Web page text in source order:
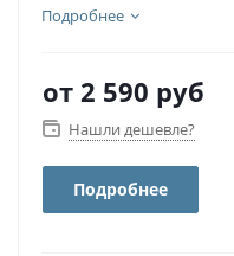
Подробнее
от 2 590 руб
Нашли дешевле?
Подробнее